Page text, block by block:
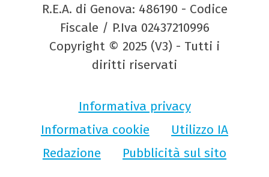
R.E.A. di Genova: 486190 - Codice
Fiscale / P.Iva 02437210996
Copyright © 2025 (V3) - Tutti i
diritti riservati
Informativa privacy
Informativa cookie
Utilizzo IA
Redazione
Pubblicità sul sito